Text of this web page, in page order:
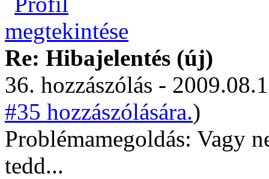
Re: Hibajelentés (új)
36. hozzászólás -
#35 hozzászólására.)
Problémamegoldás: Vagy
tedd...